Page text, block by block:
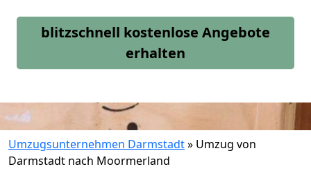
blitzschnell kostenlose Angebote
erhalten
Umzugsunternehmen Darmstadt» Umzug von
Darmstadt nach Moormerland